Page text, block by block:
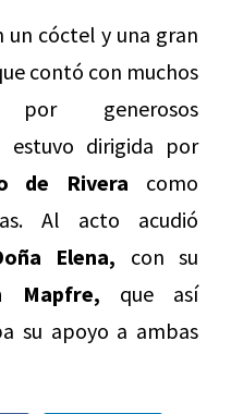
cóctel y una gran
contó con muchos
por generosos
estuvo dirigida por
de Rivera como
Al acto acudió
Elena, con su
Mapfre, que así
su apoyo a ambas